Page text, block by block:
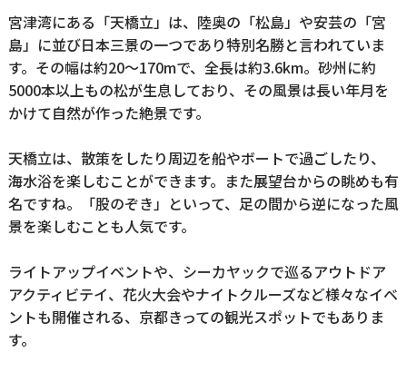
宮津湾にある「天橋立」は、陸奥の「松島」や安芸の「宮
島」に並び日本三景の一つであり特別名勝と言われていま
す。その幅は約20～170mで、全長は約3.6km。砂州に約
5000本以上もの松が生息しており、その風景は長い年月を
かけて自然が作った絶景です。
天橋立は、散策をしたり周辺を船やボートで過ごしたり、
海水浴を楽しむことができます。また展望台からの眺めも有
名ですね。「股のぞき」といって、足の間から逆になった風
景を楽しむことも人気です。
ライトアップイベントや、シーカヤックで巡るアウトドア
アクティビテイ、花火大会やナイトクルーズなど様々なイベ
ントも開催される、京都きっての観光スポットでもありま
す。